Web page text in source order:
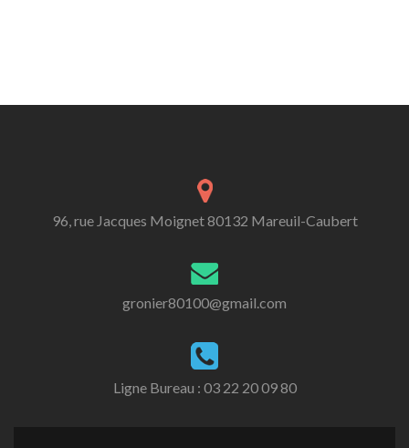
96, rue Jacques Moignet 80132 Mareuil-Caubert
gronier80100@gmail.com
Ligne Bureau : 03 22 20 09 80